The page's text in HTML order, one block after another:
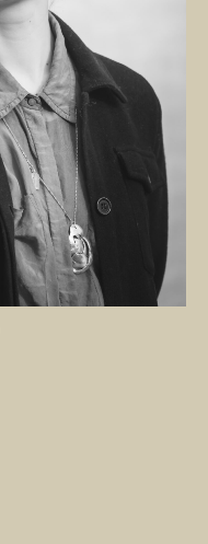
COOKIEPOLITIK